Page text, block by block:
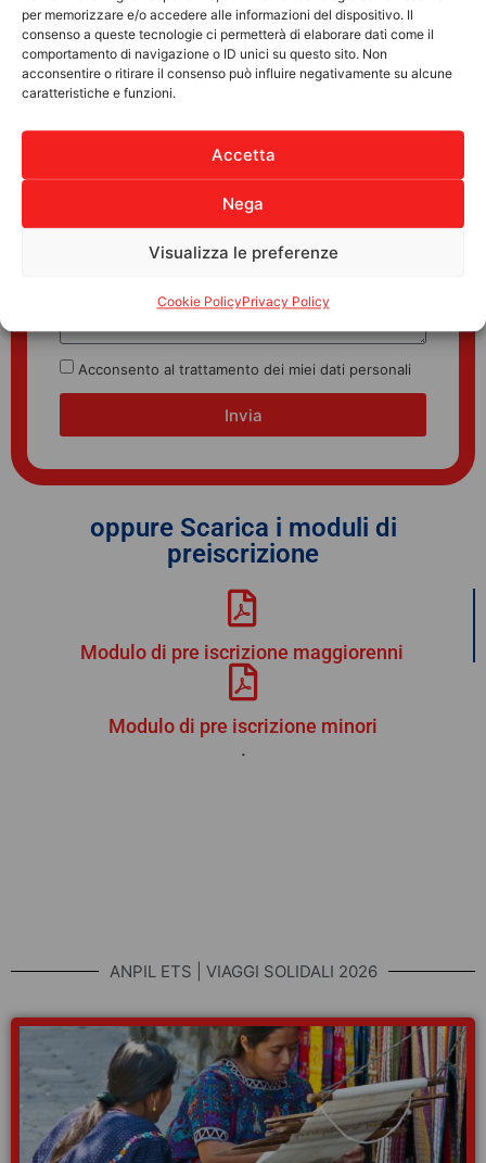
per memorizzare e/o accedere alle informazioni del dispositivo. Il
consenso a queste tecnologie ci permetterà di elaborare dati come il
comportamento di navigazione o ID unici su questo sito. Non
acconsentire o ritirare il consenso può influire negativamente su alcune
caratteristiche e funzioni.
Accetta
Nega
Visualizza le preferenze
Cookie PolicyPrivacy Policy
Acconsento al trattamento dei miei dati personali
Invia
oppure Scarica i moduli di
preiscrizione
Modulo di pre iscrizione maggiorenni
Modulo di pre iscrizione minori
.
ANPIL ETS | VIAGGI SOLIDALI 2026